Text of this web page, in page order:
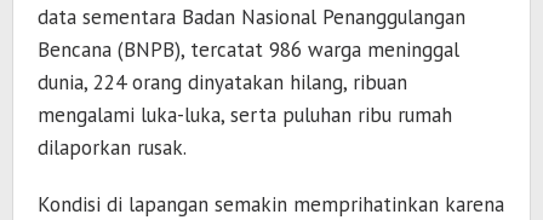
data sementara Badan Nasional Penanggulangan
Bencana (BNPB), tercatat 986 warga meninggal
dunia, 224 orang dinyatakan hilang, ribuan
mengalami luka-luka, serta puluhan ribu rumah
dilaporkan rusak.
Kondisi di lapangan semakin memprihatinkan karena